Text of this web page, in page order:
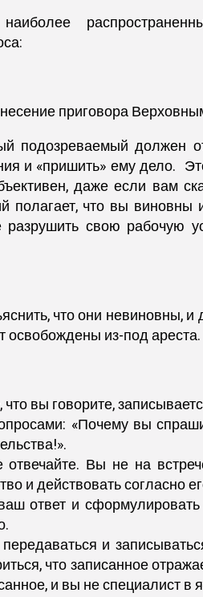
приговора
подозреваемый должен
и «пришить» ему дело.
даже если вам
полагает, что вы виновны
свою рабочую
что они невиновны, и
освобождены из-под ареста.
вы говорите,
«Почему вы
Вы не на
и действовать согласно
ответ и
и
что записанное
и вы не специалист в